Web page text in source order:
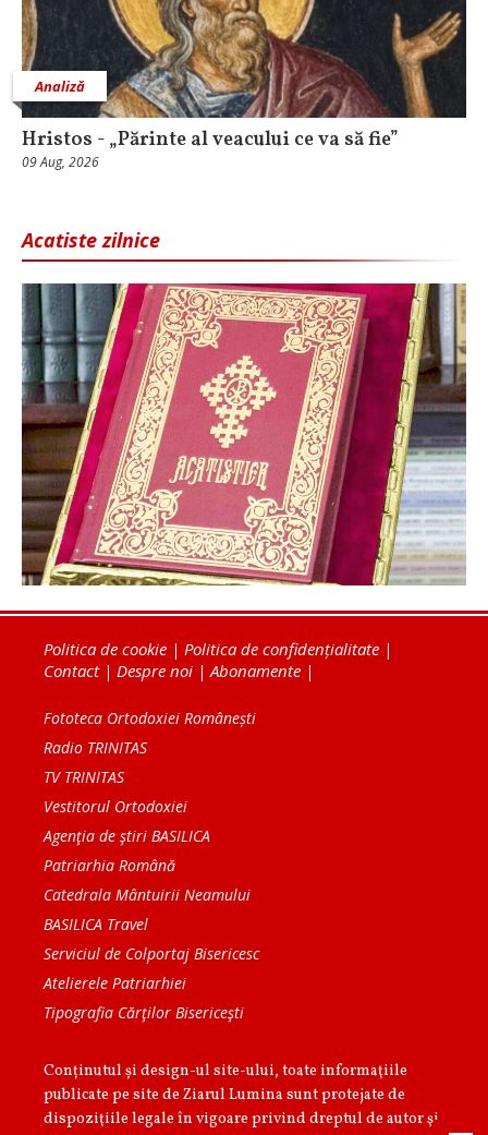
Analiză
Hristos - „Părinte al veacului ce va să fie”
09 Aug, 2026
Acatiste zilnice
Politica de cookie | Politica de confidențialitate |
Contact| Despre noi | Abonamente |
Fototeca Ortodoxiei Românești
Radio TRINITAS
TV TRINITAS
Vestitorul Ortodoxiei
Agenţia de ştiri BASILICA
Patriarhia Română
Catedrala Mântuirii Neamului
BASILICA Travel
Serviciul de Colportaj Bisericesc
Atelierele Patriarhiei
Tipografia Cărţilor Bisericeşti
Conținutul și design-ul site-ului, toate informaţiile
publicate pe site de Ziarul Lumina sunt protejate de
dispoziţiile legale în vigoare privind dreptul de autor şi